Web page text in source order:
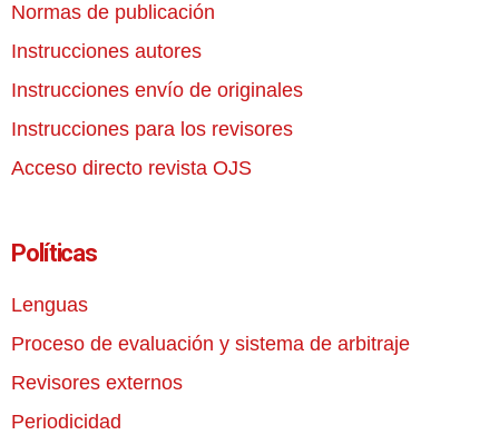
Normas de publicación
Instrucciones autores
Instrucciones envío de originales
Instrucciones para los revisores
Acceso directo revista OJS
Políticas
Lenguas
Proceso de evaluación y sistema de arbitraje
Revisores externos
Periodicidad